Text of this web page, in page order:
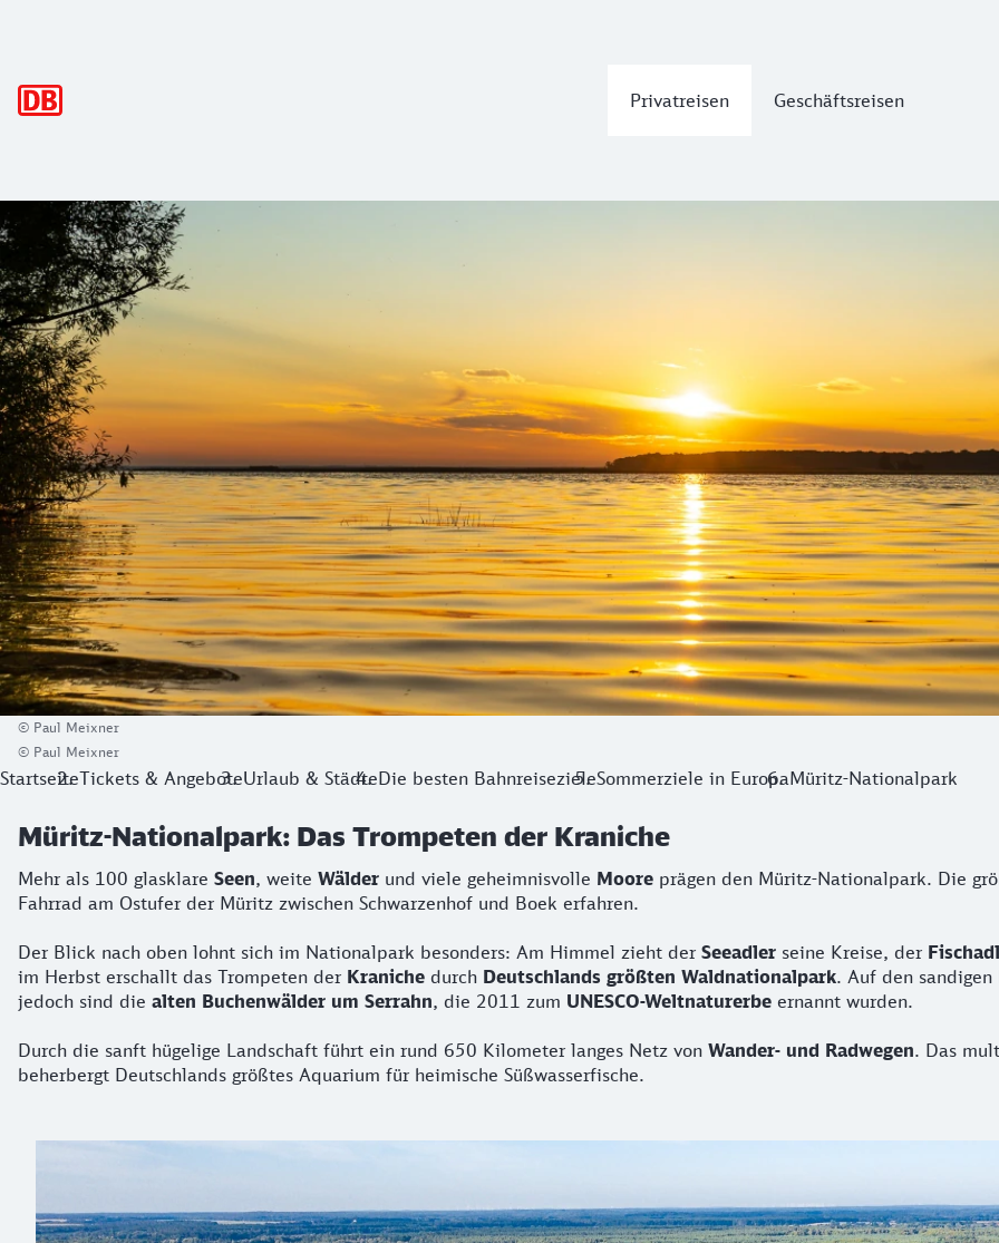
Privatreisen Geschäftsreisen
Müritz-Nationalpark: Das Trompeten der Kraniche
Mehr als 100 glasklare
Der Blick nach oben lohnt sich im Nationalpark besonders: Am Himmel zieht der
Durch die sanft hügelige Landschaft führt ein rund 650 Kilometer langes Netz von Wander- und Radwegen
© Paul Meixner
© Paul Meixner
StartseiteTickets & AngeboteUrlaub & StädteDie besten BahnreisezieleSommerziele in EuropaMüritz-Nationalpark
Müritz-Nationalpark: Das Trompeten der Kraniche
Mehr als 100 glasklare Seen, weite Wälder und viele geheimnisvolle Moore prägen den Müritz-Nationalpark. Die
Fahrrad am Ostufer der Müritz zwischen Schwarzenhof und Boek erfahren.
Der Blick nach oben lohnt sich im Nationalpark besonders: Am Himmel zieht der Seeadler seine Kreise, der
im Herbst erschallt das Trompeten der Kraniche durch Deutschlands größten Waldnationalpark. Auf den
jedoch sind die alten Buchenwälder um Serrahn, die 2011 zum UNESCO-Weltnaturerbe ernannt wurden.
Durch die sanft hügelige Landschaft führt ein rund 650 Kilometer langes Netz von Wander- und Radwegen. Das
beherbergt Deutschlands größtes Aquarium für heimische Süßwasserfische.